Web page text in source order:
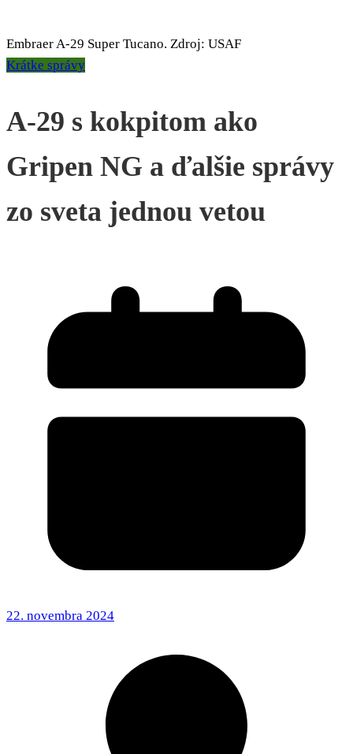
Embraer A-29 Super Tucano. Zdroj: USAF
Krátke správy
A-29 s kokpitom ako
Gripen NG a ďalšie správy
zo sveta jednou vetou
22. novembra 2024